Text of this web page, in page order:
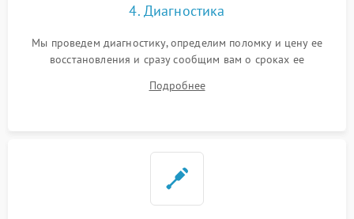
4. Диагностика
Мы проведем диагностику, определим поломку и цену ее
восстановления и сразу сообщим вам о сроках ее
Подробнее